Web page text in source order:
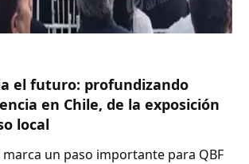
el futuro: profundizando
en Chile, de la exposición
local
marca un paso importante para QBF